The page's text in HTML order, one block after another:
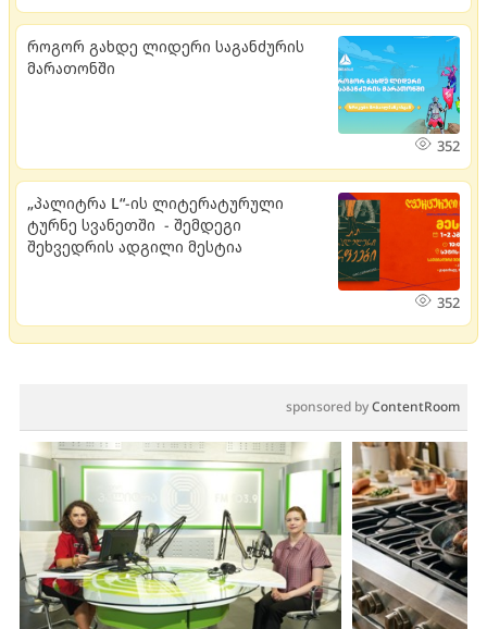
როგორ გახდე ლიდერი საგანძურის
მარათონში
352
„პალიტრა L“-ის ლიტერატურული
ტურნე სვანეთში - შემდეგი
შეხვედრის ადგილი მესტია
352
sponsored byContentRoom